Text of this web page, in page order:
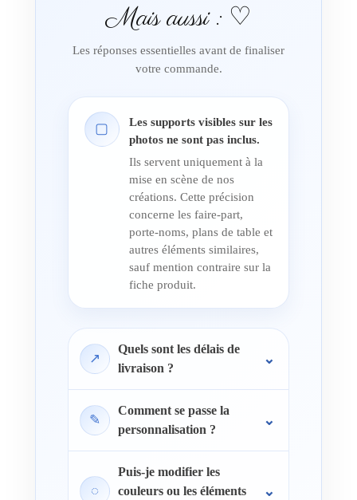
Mais aussi : ♡
Les réponses essentielles avant de finaliser
votre commande.
▢
Les supports visibles sur les
photos ne sont pas inclus.
Ils servent uniquement à la
mise en scène de nos
créations. Cette précision
concerne les faire-part,
porte-noms, plans de table et
autres éléments similaires,
sauf mention contraire sur la
fiche produit.
↗
Quels sont les délais de
livraison ?
✎
Comment se passe la
personnalisation ?
◌
Puis-je modifier les
couleurs ou les éléments